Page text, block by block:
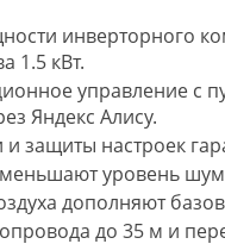
инверторного
1.5 кВт.
управление с
Яндекс Алису.
защиты настроек
уровень
дополняют
до 35 м и